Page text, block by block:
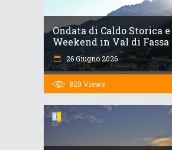
Ondata di Caldo Storica
Weekend in Val di Fassa
26 Giugno 2026
829 Views